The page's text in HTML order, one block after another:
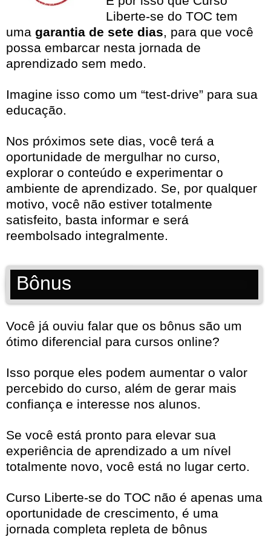
Liberte-se do TOC tem
uma garantia de sete dias, para que você
possa embarcar nesta jornada de
aprendizado sem medo.
Imagine isso como um “test-drive” para sua
educação.
Nos próximos sete dias, você terá a
oportunidade de mergulhar no curso,
explorar o conteúdo e experimentar o
ambiente de aprendizado. Se, por qualquer
motivo, você não estiver totalmente
satisfeito, basta informar e será
reembolsado integralmente.
Bônus
Você já ouviu falar que os bônus são um
ótimo diferencial para cursos online?
Isso porque eles podem aumentar o valor
percebido do curso, além de gerar mais
confiança e interesse nos alunos.
Se você está pronto para elevar sua
experiência de aprendizado a um nível
totalmente novo, você está no lugar certo.
Curso Liberte-se do TOC não é apenas uma
oportunidade de crescimento, é uma
jornada completa repleta de bônus